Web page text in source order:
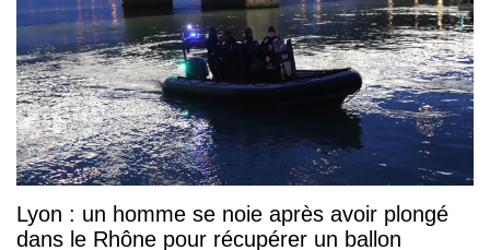
Lyon : un homme se noie après avoir plongé
dans le Rhône pour récupérer un ballon